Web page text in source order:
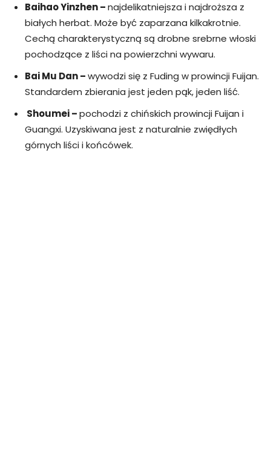
Baihao Yinzhen –najdelikatniejsza i najdroższa z
białych herbat. Może być zaparzana kilkakrotnie.
Cechą charakterystyczną są drobne srebrne włoski
pochodzące z liści na powierzchni wywaru.
Bai Mu Dan –wywodzi się z Fuding w prowincji Fuijan.
Standardem zbierania jest jeden pąk, jeden liść.
Shoumei –pochodzi z chińskich prowincji Fuijan i
Guangxi. Uzyskiwana jest z naturalnie zwiędłych
górnych liści i końcówek.